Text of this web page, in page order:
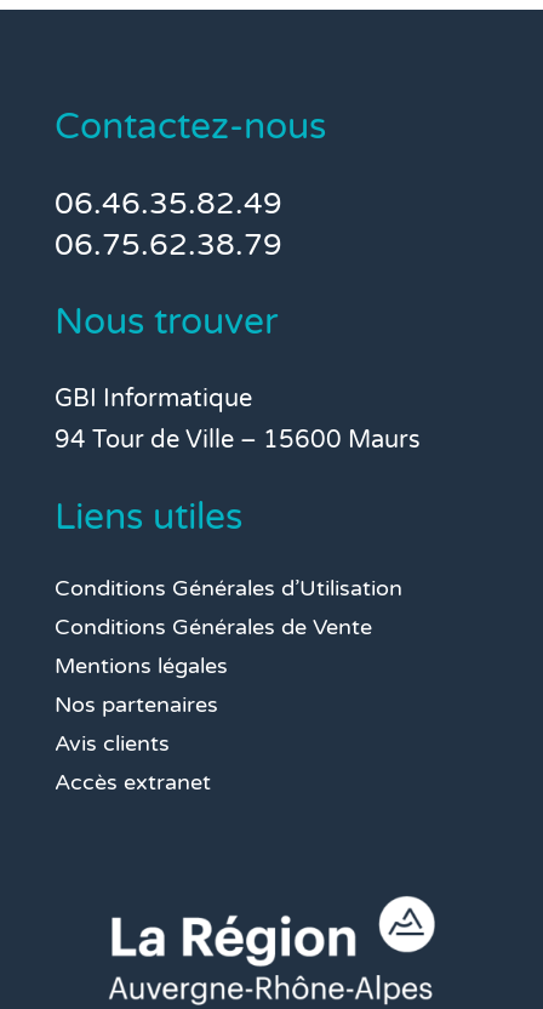
Contactez-nous
06.46.35.82.49
06.75.62.38.79
Nous trouver
GBI Informatique
94 Tour de Ville – 15600 Maurs
Liens utiles
Conditions Générales d’Utilisation
Conditions Générales de Vente
Mentions légales
Nos partenaires
Avis clients
Accès extranet